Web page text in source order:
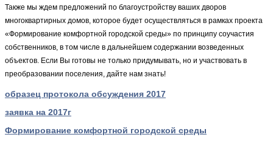
Также мы ждем предложений по благоустройству ваших дворов
многоквартирных домов, которое будет осуществляться в рамках проекта
«Формирование комфортной городской среды» по принципу соучастия
собственников, в том числе в дальнейшем содержании возведенных
объектов. Если Вы готовы не только придумывать, но и участвовать в
преобразовании поселения, дайте нам знать!
образец протокола обсуждения 2017
заявка на 2017г
Формирование комфортной городской среды